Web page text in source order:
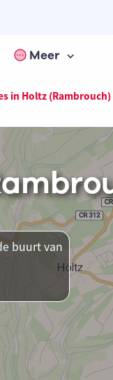
Meer
in Holtz (Rambrouch)
buurt van